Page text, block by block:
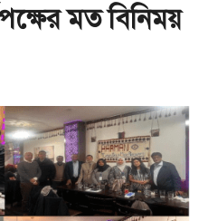
মত বিনিময়